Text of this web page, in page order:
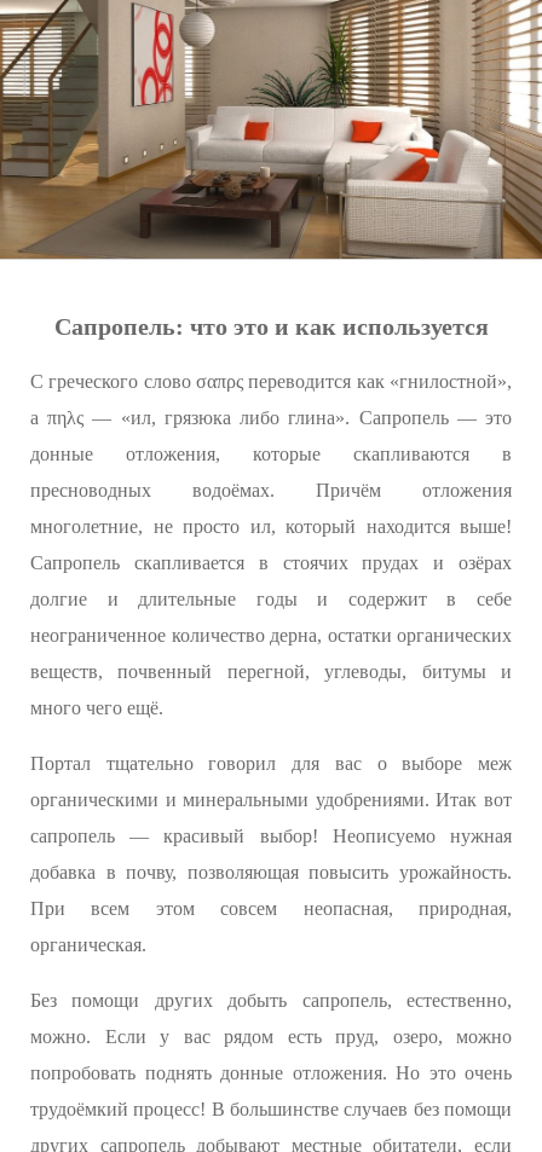
Сапропель: что это и как используется
С греческого слово σαπρς переводится как «гнилостной»,
а πηλς — «ил, грязюка либо глина». Сапропель — это
донные отложения, которые скапливаются в
пресноводных водоёмах. Причём отложения
многолетние, не просто ил, который находится выше!
Сапропель скапливается в стоячих прудах и озёрах
долгие и длительные годы и содержит в себе
неограниченное количество дерна, остатки органических
веществ, почвенный перегной, углеводы, битумы и
много чего ещё.
Портал тщательно говорил для вас о выборе меж
органическими и минеральными удобрениями. Итак вот
сапропель — красивый выбор! Неописуемо нужная
добавка в почву, позволяющая повысить урожайность.
При всем этом совсем неопасная, природная,
органическая.
Без помощи других добыть сапропель, естественно,
можно. Если у вас рядом есть пруд, озеро, можно
попробовать поднять донные отложения. Но это очень
трудоёмкий процесс! В большинстве случаев без помощи
других сапропель добывают местные обитатели, если